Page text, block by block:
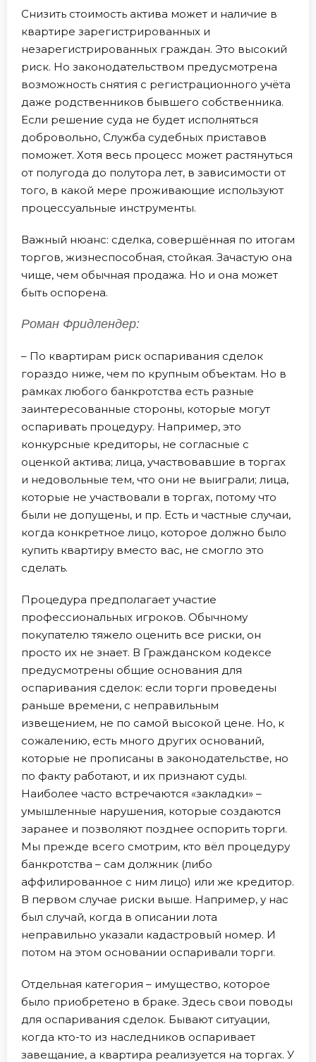
Снизить стоимость актива может и наличие в
квартире зарегистрированных и
незарегистрированных граждан. Это высокий
риск. Но законодательством предусмотрена
возможность снятия с регистрационного учёта
даже родственников бывшего собственника.
Если решение суда не будет исполняться
добровольно, Служба судебных приставов
поможет. Хотя весь процесс может растянуться
от полугода до полутора лет, в зависимости от
того, в какой мере проживающие используют
процессуальные инструменты.
Важный нюанс: сделка, совершённая по итогам
торгов, жизнеспособная, стойкая. Зачастую она
чище, чем обычная продажа. Но и она может
быть оспорена.
Роман Фридлендер:
– По квартирам риск оспаривания сделок
гораздо ниже, чем по крупным объектам. Но в
рамках любого банкротства есть разные
заинтересованные стороны, которые могут
оспаривать процедуру. Например, это
конкурсные кредиторы, не согласные с
оценкой актива; лица, участвовавшие в торгах
и недовольные тем, что они не выиграли; лица,
которые не участвовали в торгах, потому что
были не допущены, и пр. Есть и частные случаи,
когда конкретное лицо, которое должно было
купить квартиру вместо вас, не смогло это
сделать.
Процедура предполагает участие
профессиональных игроков. Обычному
покупателю тяжело оценить все риски, он
просто их не знает. В Гражданском кодексе
предусмотрены общие основания для
оспаривания сделок: если торги проведены
раньше времени, с неправильным
извещением, не по самой высокой цене. Но, к
сожалению, есть много других оснований,
которые не прописаны в законодательстве, но
по факту работают, и их признают суды.
Наиболее часто встречаются «закладки» –
умышленные нарушения, которые создаются
заранее и позволяют позднее оспорить торги.
Мы прежде всего смотрим, кто вёл процедуру
банкротства – сам должник (либо
аффилированное с ним лицо) или же кредитор.
В первом случае риски выше. Например, у нас
был случай, когда в описании лота
неправильно указали кадастровый номер. И
потом на этом основании оспаривали торги.
Отдельная категория – имущество, которое
было приобретено в браке. Здесь свои поводы
для оспаривания сделок. Бывают ситуации,
когда кто-то из наследников оспаривает
завещание, а квартира реализуется на торгах. У